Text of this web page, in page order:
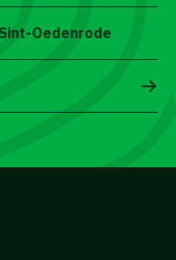
Oedenrode